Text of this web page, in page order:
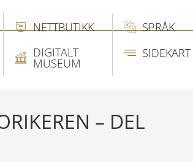
NETTBUTIKK
DIGITALT
MUSEUM
SPRÅK
SIDEKART
– DEL